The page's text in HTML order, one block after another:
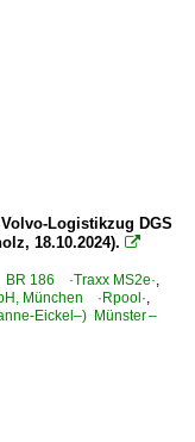
Logistikzug DGS
18.10.2024). 
186 ·Traxx MS2e·,
München ·Rpool·,
Eickel–) Münster –